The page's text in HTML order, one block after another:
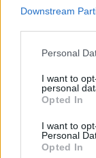
Downstream
Personal
I want to
personal
Opted In
I want to
Personal
Opted In
TAIP